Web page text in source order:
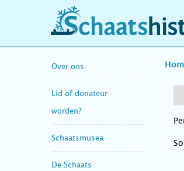
schaatshistorie.nl
Over ons
Lid of donateur
worden?
Schaatsmusea
De Schaats